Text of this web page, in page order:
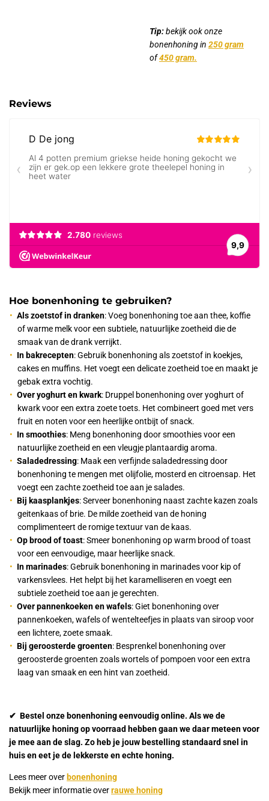
Tip:bekijk ook onze
bonenhoning in 250 gram
of450 gram.
Reviews
Hoe bonenhoning te gebruiken?
Als zoetstof in dranken: Voeg bonenhoning toe aan thee, koffie
of warme melk voor een subtiele, natuurlijke zoetheid die de
smaak van de drank verrijkt.
In bakrecepten: Gebruik bonenhoning als zoetstof in koekjes,
cakes en muffins. Het voegt een delicate zoetheid toe en maakt je
gebak extra vochtig.
Over yoghurt en kwark: Druppel bonenhoning over yoghurt of
kwark voor een extra zoete toets. Het combineert goed met vers
fruit en noten voor een heerlijke ontbijt of snack.
In smoothies: Meng bonenhoning door smoothies voor een
natuurlijke zoetheid en een vleugje plantaardig aroma.
Saladedressing: Maak een verfijnde saladedressing door
bonenhoning te mengen met olijfolie, mosterd en citroensap. Het
voegt een zachte zoetheid toe aan je salades.
Bij kaasplankjes: Serveer bonenhoning naast zachte kazen zoals
geitenkaas of brie. De milde zoetheid van de honing
complimenteert de romige textuur van de kaas.
Op brood of toast: Smeer bonenhoning op warm brood of toast
voor een eenvoudige, maar heerlijke snack.
In marinades: Gebruik bonenhoning in marinades voor kip of
varkensvlees. Het helpt bij het karamelliseren en voegt een
subtiele zoetheid toe aan je gerechten.
Over pannenkoeken en wafels: Giet bonenhoning over
pannenkoeken, wafels of wentelteefjes in plaats van siroop voor
een lichtere, zoete smaak.
Bij geroosterde groenten: Besprenkel bonenhoning over
geroosterde groenten zoals wortels of pompoen voor een extra
laag van smaak en een hint van zoetheid.
✔ Bestel onze bonenhoning eenvoudig online. Als we de
natuurlijke honing op voorraad hebben gaan we daar meteen voor
je mee aan de slag. Zo heb je jouw bestelling standaard snel in
huis en eet je de lekkerste en echte honing.
Lees meer over bonenhoning
Bekijk meer informatie overrauwe honing